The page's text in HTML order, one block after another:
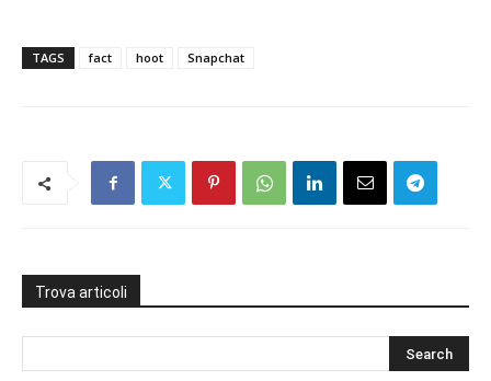
TAGS fact hoot Snapchat
Trova articoli